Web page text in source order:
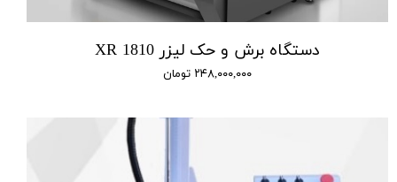
دستگاه برش و حک لیزر XR 1810
۲۴۸,۰۰۰,۰۰۰ تومان